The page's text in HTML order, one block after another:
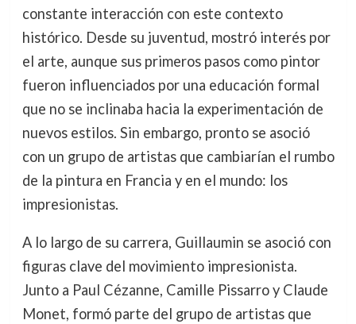
constante interacción con este contexto
histórico. Desde su juventud, mostró interés por
el arte, aunque sus primeros pasos como pintor
fueron influenciados por una educación formal
que no se inclinaba hacia la experimentación de
nuevos estilos. Sin embargo, pronto se asoció
con un grupo de artistas que cambiarían el rumbo
de la pintura en Francia y en el mundo: los
impresionistas.
A lo largo de su carrera, Guillaumin se asoció con
figuras clave del movimiento impresionista.
Junto a Paul Cézanne, Camille Pissarro y Claude
Monet, formó parte del grupo de artistas que